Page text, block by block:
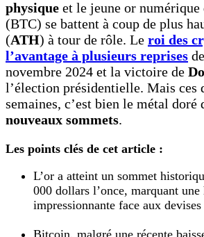
physique et le jeune or numérique
(BTC) se battent à coup de plus
(ATH) à tour de rôle. Le roi des
l’avantage à plusieurs reprises
novembre 2024 et la victoire de
l’élection présidentielle. Mais ces
semaines, c’est bien le métal doré
nouveaux sommets.
Les points clés de cet article :
L’or a atteint un sommet
000 dollars l’once, marquant une
impressionnante face aux
Bitcoin, malgré une récente